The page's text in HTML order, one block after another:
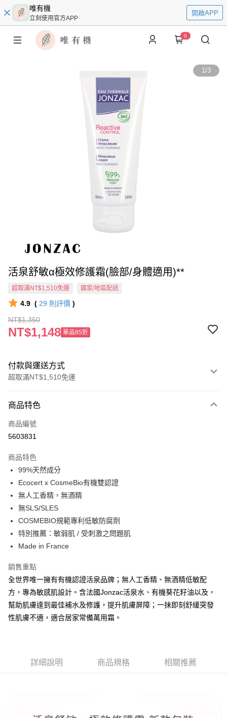
唯有機
立刻使用官方APP
開啟APP
0
1/3
活泉舒敏α極效修護霜(臉部/身體適用)**
超取滿NT$1,510免運 國家/地區配送
4.9 ( 29 則評價 )
NT$1,350
NT$1,148 單品85折
付款與運送方式
超取滿NT$1,510免運
信用卡一次付款
信用卡分期付款
合作金庫商業銀行
華南商業銀行
上海商業儲蓄銀行
國泰世華商業銀行
臺灣中小企業銀行
匯豐（台灣）商業銀行
聯邦商業銀行
元大商業銀行
永豐商業銀行
玉山商業銀行
台灣樂天信用卡公司
超商取貨付款
LINE Pay
Apple Pay
悠遊付
大哥付你分期
相關說明
【大哥付你分期使用說明】
2.付款方式選擇「大哥付你分期」，訂單成立後會自動跳轉到大哥付的交易
4.訂單成立30分鐘內，如未前往確認交易或遇審核未通過，訂單將自動取
消。如遇「轉專審核」未通過狀況，表示未達大哥付你分期系統評分，恕無
AFTEE先享後付
相關說明
１．簡單：不需註冊會員、不需綁卡、不需儲值。
結帳頁面，進行簡訊認證並確認金額後，即可完成結帳。
貨到付款
每筆NT$65，滿NT$1,510(含以上)免運費
商品特色
商品編號
5603831
商品特色
99%天然成分
Ecocert x CosmeBio有機雙認證
無人工香精，無酒精
無SLS/SLES
COSMEBIO規範專利低敏防腐劑
特別推薦：敏弱肌 / 受刺激之問題肌
Made in France
銷售重點
全世界唯一擁有有機認證活泉品牌；無人工香精、無酒精低敏配
方，專為敏感肌設計。含法國Jonzac活泉水、有機葵花籽油以及，
幫助肌膚達到最佳補水及修護，提升肌膚屏障；一抹即刻舒緩突發
性肌膚不適，適合居家常備萬用霜。
詳細說明 商品規格 相關推薦